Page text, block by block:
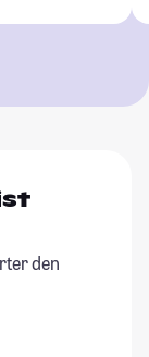
den